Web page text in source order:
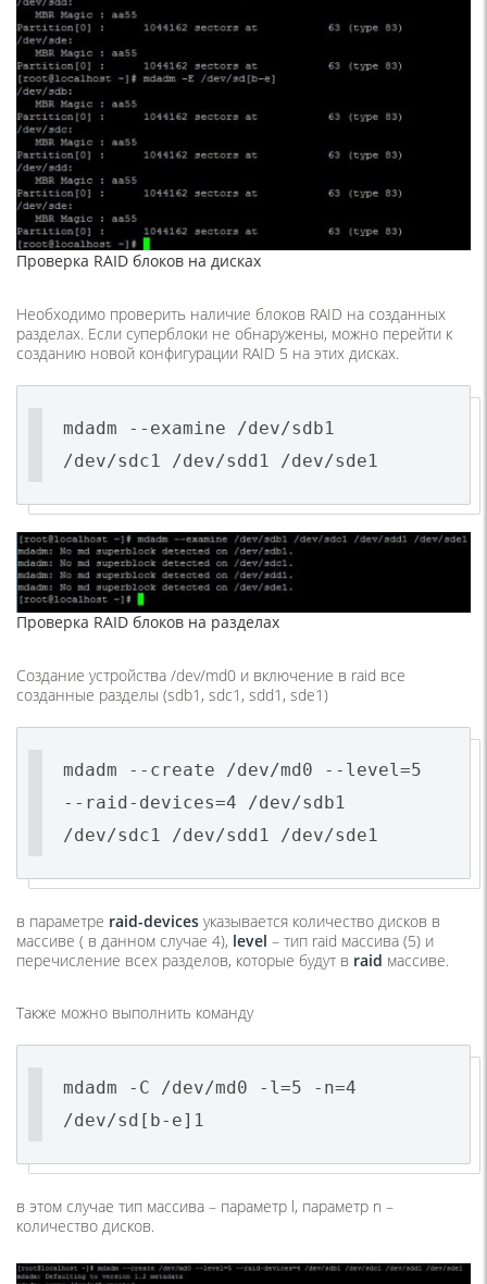
Проверка RAID блоков на дисках
Необходимо проверить наличие блоков RAID на созданных
разделах. Если суперблоки не обнаружены, можно перейти к
созданию новой конфигурации RAID 5 на этих дисках.
mdadm --examine /dev/sdb1
/dev/sdc1 /dev/sdd1 /dev/sde1
Проверка RAID блоков на разделах
Создание устройства /dev/md0 и включение в raid все
созданные разделы (sdb1, sdc1, sdd1, sde1)
mdadm --create /dev/md0 --level=5
--raid-devices=4 /dev/sdb1
/dev/sdc1 /dev/sdd1 /dev/sde1
в параметре raid-devices указывается количество дисков в
массиве ( в данном случае 4), level – тип raid массива (5) и
перечисление всех разделов, которые будут в raid массиве.
Также можно выполнить команду
mdadm -C /dev/md0 -l=5 -n=4
/dev/sd[b-e]1
в этом случае тип массива – параметр l, параметр n –
количество дисков.